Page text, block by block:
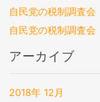
自民党の税制調査会
自民党の税制調査会
アーカイブ
2018年 12月